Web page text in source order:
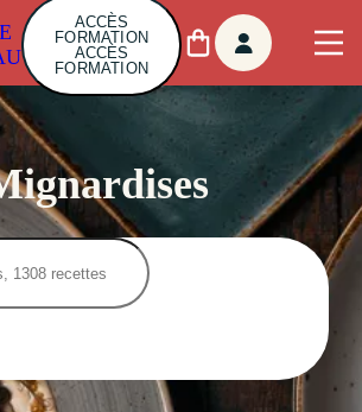
ACCÈS
FORMATION
ACCÈS
FORMATION